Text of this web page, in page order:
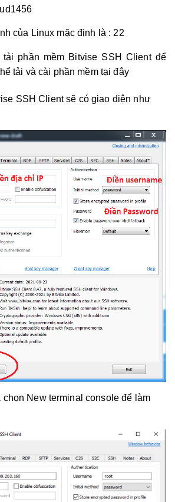
của Linux mặc định là : 22
phần mềm Bitvise SSH Clientđể
tải và cài phần mềm tại đây
SSH Clientsẽ có giao diện như
chọn New terminal console để làm